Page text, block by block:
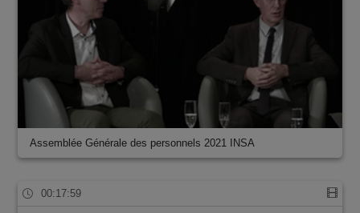
Assemblée Générale des personnels 2021 INSA
00:17:59